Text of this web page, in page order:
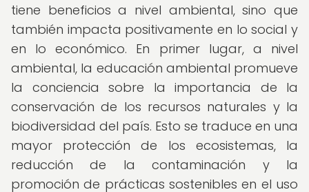
tiene beneficios a nivel ambiental, sino que
también impacta positivamente en lo social y
en lo económico. En primer lugar, a nivel
ambiental, la educación ambiental promueve
la conciencia sobre la importancia de la
conservación de los recursos naturales y la
biodiversidad del país. Esto se traduce en una
mayor protección de los ecosistemas, la
reducción de la contaminación y la
promoción de prácticas sostenibles en el uso